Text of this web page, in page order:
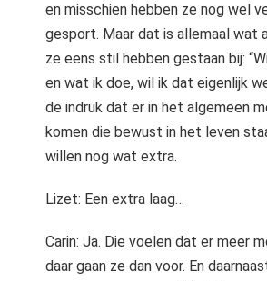
en misschien hebben ze nog wel
gesport. Maar dat is allemaal wat
ze eens stil hebben gestaan bij:
en wat ik doe, wil ik dat eigenlijk
de indruk dat er in het algemeen
komen die bewust in het leven
willen nog wat extra.
Lizet: Een extra laag…
Carin: Ja. Die voelen dat er meer
daar gaan ze dan voor. En